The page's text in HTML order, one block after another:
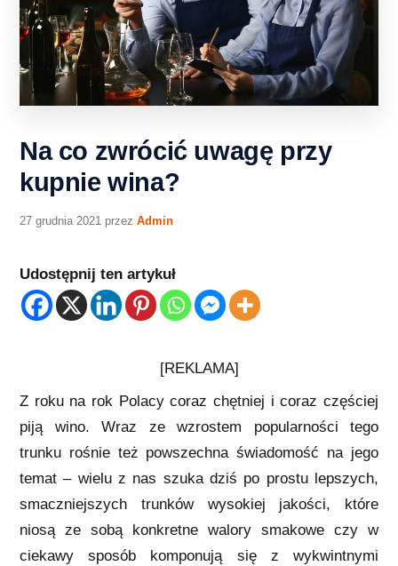
Na co zwrócić uwagę przy
kupnie wina?
27 grudnia 2021 przez Admin
Udostępnij ten artykuł
[REKLAMA]
Z roku na rok Polacy coraz chętniej i coraz częściej
piją wino. Wraz ze wzrostem popularności tego
trunku rośnie też powszechna świadomość na jego
temat – wielu z nas szuka dziś po prostu lepszych,
smaczniejszych trunków wysokiej jakości, które
niosą ze sobą konkretne walory smakowe czy w
ciekawy sposób komponują się z wykwintnymi